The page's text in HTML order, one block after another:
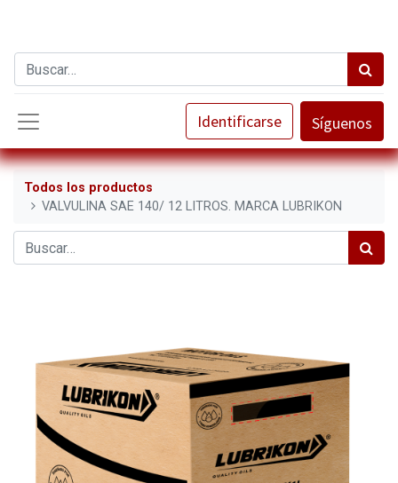
Identificarse Síguenos
Todos los productos
VALVULINA SAE 140/ 12 LITROS. MARCA LUBRIKON